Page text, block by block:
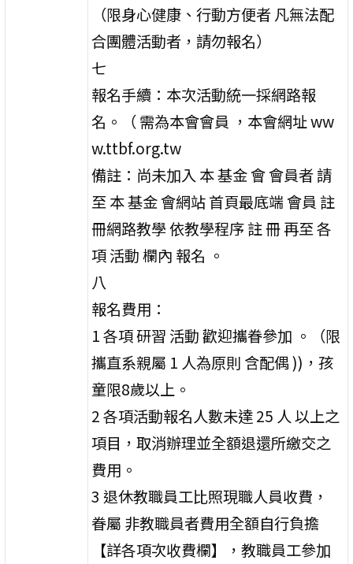
（限身心健康、行動方便者 凡無法配
合團體活動者，請勿報名）
七
報名手續：本次活動統一採網路報
名。（ 需為本會會員 ，本會網址 ww
w.ttbf.org.tw
備註：尚未加入 本 基金 會 會員者 請
至 本 基金 會網站 首頁最底端 會員 註
冊網路教學 依教學程序 註 冊 再至 各
項 活動 欄內 報名 。
八
報名費用：
1 各項 研習 活動 歡迎攜眷參加 。（限
攜直系親屬 1 人為原則 含配偶 ))，孩
童限8歲以上。
2 各項活動報名人數未達 25 人 以上之
項目，取消辦理並全額退還所繳交之
費用。
3 退休教職員工比照現職人員收費，
眷屬 非教職員者費用全額自行負擔
【詳各項次收費欄】，教職員工參加